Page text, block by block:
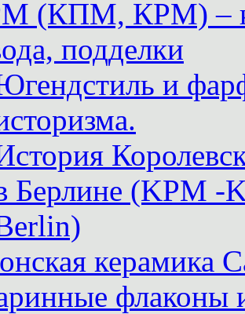
(КПМ, КРМ) –
подделки
и
Берлине (KPM -
керамика
флаконы